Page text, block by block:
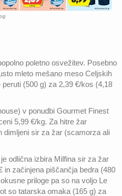
poletno osvežitev. Posebno
mleto mešano meso Celjskih
(500 g) za 2,39 €/kos (4,18
v ponudbi Gourmet Finest
5,99 €/kg. Za hitre žar
dimljeni sir za žar (scamorza ali
odlična izbira Milfina sir za žar
in začinjena piščančja bedra (480
priloge pa so na voljo Le
so tatarska omaka (165 g) za